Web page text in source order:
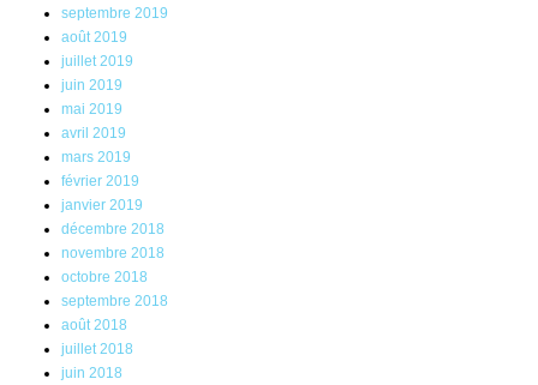
septembre 2019
août 2019
juillet 2019
juin 2019
mai 2019
avril 2019
mars 2019
février 2019
janvier 2019
décembre 2018
novembre 2018
octobre 2018
septembre 2018
août 2018
juillet 2018
juin 2018